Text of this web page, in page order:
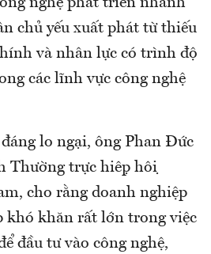
chủ yếu xuất phát từ thiếu
và nhân lực có trình độ
các lĩnh vực công nghệ
lo ngại, ông Phan Đức
Thường trực hiệp hội
cho rằng doanh nghiệp
khó khăn rất lớn trong việc
đầu tư vào công nghệ,